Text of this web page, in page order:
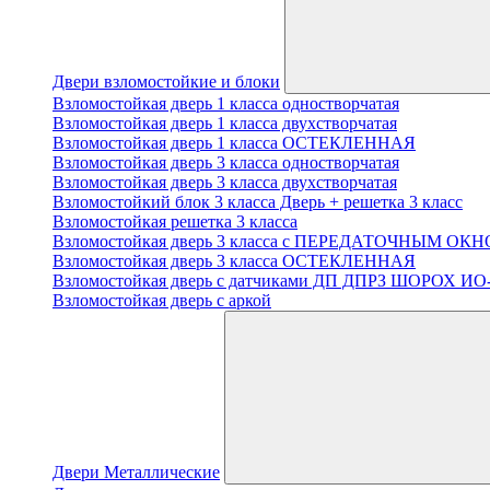
Двери взломостойкие и блоки
Взломостойкая дверь 1 класса одностворчатая
Взломостойкая дверь 1 класса двухстворчатая
Взломостойкая дверь 1 класса ОСТЕКЛЕННАЯ
Взломостойкая дверь 3 класса одностворчатая
Взломостойкая дверь 3 класса двухстворчатая
Взломостойкий блок 3 класса Дверь + решетка 3 класс
Взломостойкая решетка 3 класса
Взломостойкая дверь 3 класса с ПЕРЕДАТОЧНЫМ
Взломостойкая дверь 3 класса ОСТЕКЛЕННАЯ
Взломостойкая дверь с датчиками ДП ДПРЗ ШОРОХ
Взломостойкая дверь с аркой
Двери Металлические